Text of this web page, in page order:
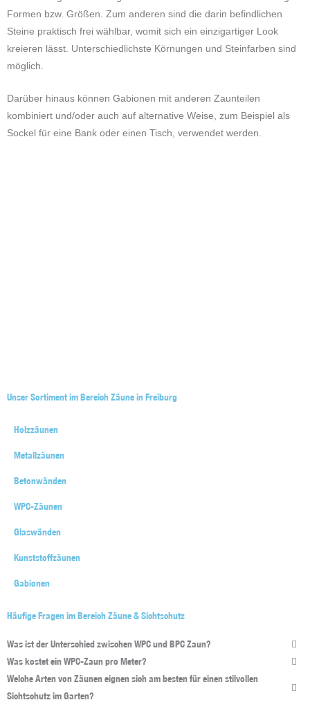
Formen bzw. Größen. Zum anderen sind die darin befindlichen
Steine praktisch frei wählbar, womit sich ein einzigartiger Look
kreieren lässt. Unterschiedlichste Körnungen und Steinfarben sind
möglich.
Darüber hinaus können Gabionen mit anderen Zaunteilen
kombiniert und/oder auch auf alternative Weise, zum Beispiel als
Sockel für eine Bank oder einen Tisch, verwendet werden.
Unser Sortiment im Bereich Zäune in Freiburg
Holzzäunen
Metallzäunen
Betonwänden
WPC-Zäunen
Glaswänden
Kunststoffzäunen
Gabionen
Häufige Fragen im Bereich Zäune & Sichtschutz
Was ist der Unterschied zwischen WPC und BPC Zaun?
Was kostet ein WPC-Zaun pro Meter?
Welche Arten von Zäunen eignen sich am besten für einen stilvollen
Sichtschutz im Garten?